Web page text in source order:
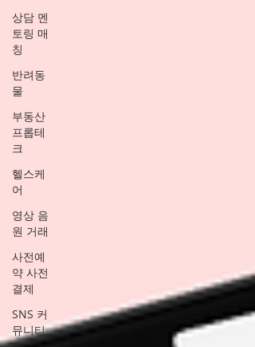
상담 멘
토링 매
칭
반려동
물
부동산
프롭테
크
헬스케
어
영상 음
원 거래
사전예
약 사전
결제
SNS 커
뮤니티